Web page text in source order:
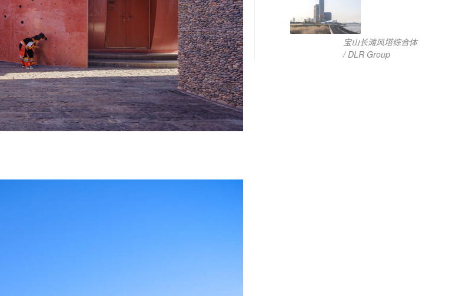
宝山长滩风塔综合体
/ DLR Group